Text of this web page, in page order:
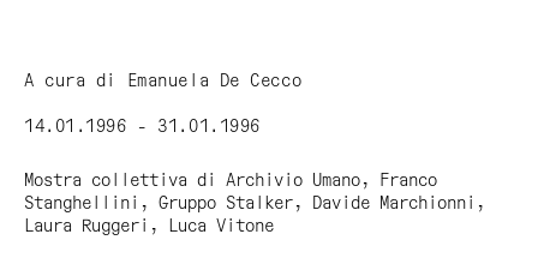
A cura di Emanuela De Cecco
14.01.1996 - 31.01.1996
Mostra collettiva di Archivio Umano, Franco
Stanghellini, Gruppo Stalker, Davide Marchionni,
Laura Ruggeri, Luca Vitone